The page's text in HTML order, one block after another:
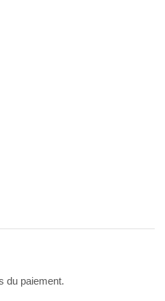
du paiement.